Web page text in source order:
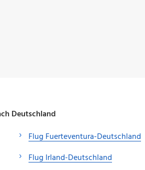
Deutschland
Flug Fuerteventura-Deutschland
Flug Irland-Deutschland